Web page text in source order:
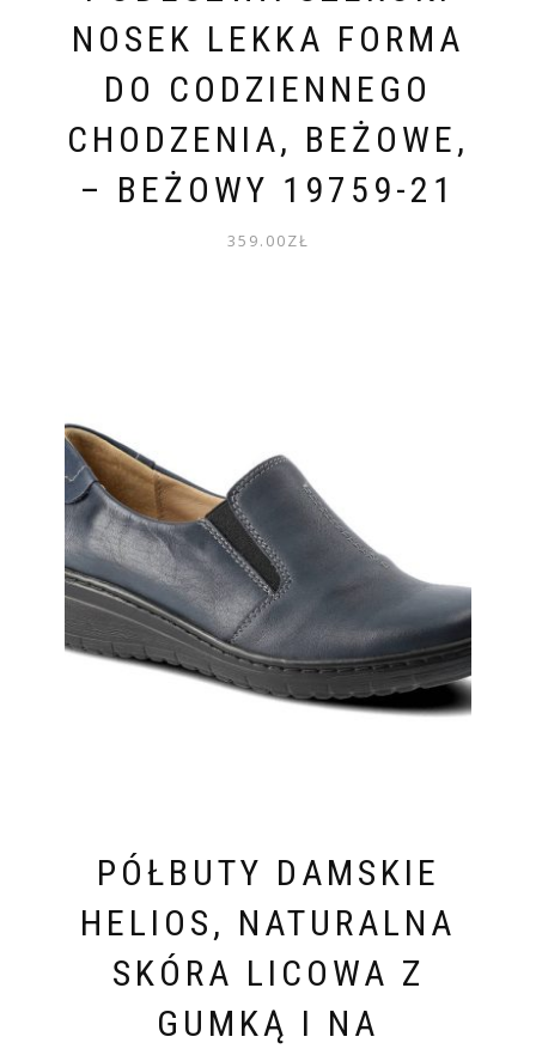
NOSEK LEKKA FORMA
DO CODZIENNEGO
CHODZENIA, BEŻOWE,
– BEŻOWY 19759-21
359.00ZŁ
PÓŁBUTY DAMSKIE
HELIOS, NATURALNA
SKÓRA LICOWA Z
GUMKĄ I NA